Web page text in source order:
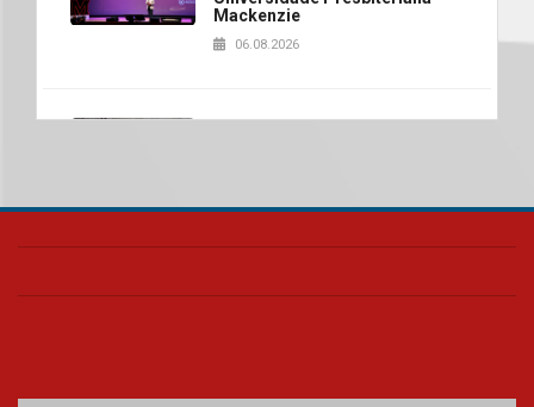
Mackenzie
06.08.2026
realizará nova edição da Feira